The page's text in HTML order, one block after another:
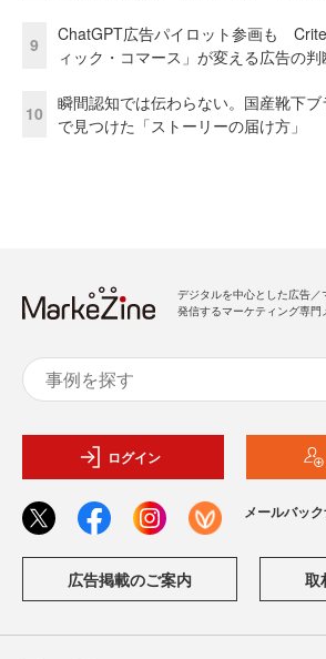
9
ChatGPT広告パイロット参画も
ィック・コマース」が変える広告の判
10
瞬間認知では伝わらない。国産靴下
で見つけた「ストーリーの届け方」
デジタルを中心とした広告
発信するマーケティング専門
ログイン
メールバッ
広告掲載のご案内 取